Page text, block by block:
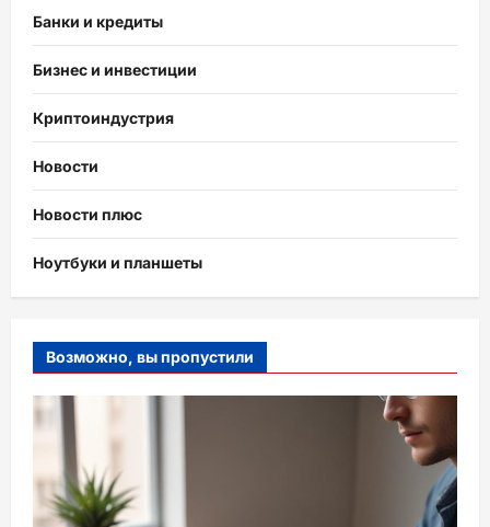
Банки и кредиты
Бизнес и инвестиции
Криптоиндустрия
Новости
Новости плюс
Ноутбуки и планшеты
Возможно, вы пропустили